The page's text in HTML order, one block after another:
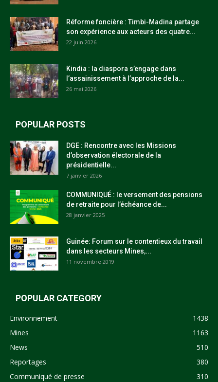
Réforme foncière : Timbi-Madina partage
son expérience aux acteurs des quatre...
22 juin 2026
Kindia : la diaspora s’engage dans
l’assainissement à l’approche de la...
26 mai 2026
POPULAR POSTS
DGE : Rencontre avec les Missions
d’observation électorale de la
présidentielle...
7 janvier 2026
COMMUNIQUÉ : le versement des pensions
de retraite pour l’échéance de...
28 janvier 2025
Guinée: Forum sur le contentieux du travail
dans les secteurs Mines,...
11 novembre 2019
POPULAR CATEGORY
Environnement
1438
Mines
1163
News
510
Reportages
380
Communiqué de presse
310